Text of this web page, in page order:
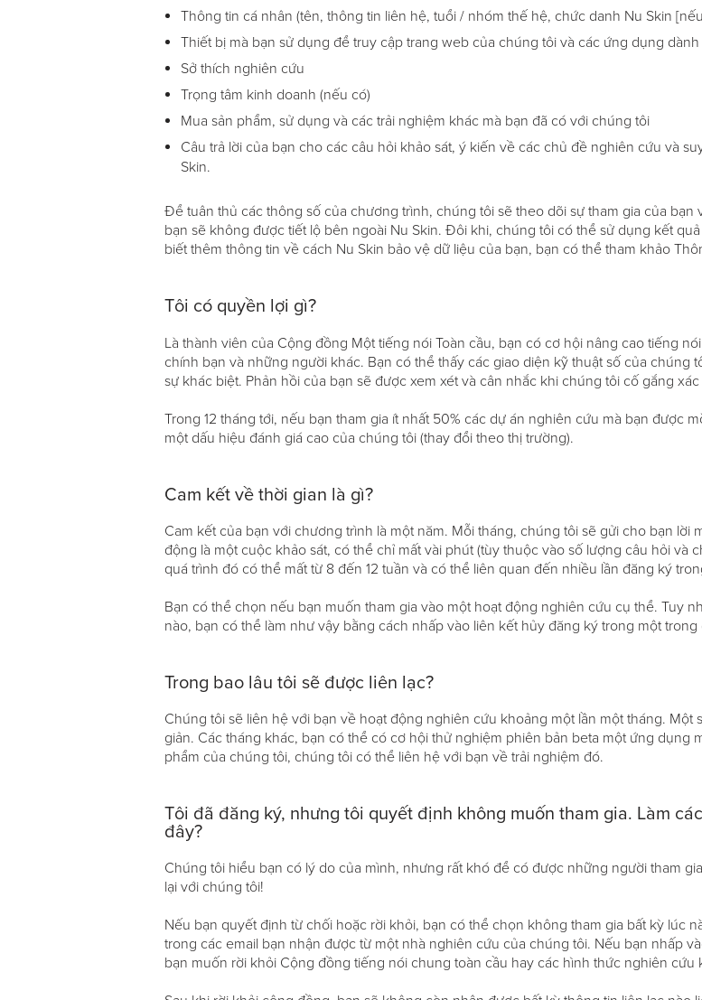
Thông tin cá nhân (tên, thông tin liên hệ, tuổi / nhóm thế hệ, chức danh Nu Skin
Thiết bị mà bạn sử dụng để truy cập trang web của chúng tôi và các ứng dụng
Sở thích nghiên cứu
Trọng tâm kinh doanh (nếu có)
Mua sản phẩm, sử dụng và các trải nghiệm khác mà bạn đã có với chúng tôi
Câu trả lời của bạn cho các câu hỏi khảo sát, ý kiến về các chủ đề nghiên cứu và
Skin.
Để tuân thủ các thông số của chương trình, chúng tôi sẽ theo dõi sự tham gia của
bạn sẽ không được tiết lộ bên ngoài Nu Skin. Đôi khi, chúng tôi có thể sử dụng kết
biết thêm thông tin về cách Nu Skin bảo vệ dữ liệu của bạn, bạn có thể tham khảo
Tôi có quyền lợi gì?
Là thành viên của Cộng đồng Một tiếng nói Toàn cầu, bạn có cơ hội nâng cao tiếng
chính bạn và những người khác. Bạn có thể thấy các giao diện kỹ thuật số của chúng
sự khác biệt. Phản hồi của bạn sẽ được xem xét và cân nhắc khi chúng tôi cố gắng
Trong 12 tháng tới, nếu bạn tham gia ít nhất 50% các dự án nghiên cứu mà bạn được
một dấu hiệu đánh giá cao của chúng tôi (thay đổi theo thị trường).
Cam kết về thời gian là gì?
Cam kết của bạn với chương trình là một năm. Mỗi tháng, chúng tôi sẽ gửi cho bạn
động là một cuộc khảo sát, có thể chỉ mất vài phút (tùy thuộc vào số lượng câu hỏi và
quá trình đó có thể mất từ 8 đến 12 tuần và có thể liên quan đến nhiều lần đăng ký
Bạn có thể chọn nếu bạn muốn tham gia vào một hoạt động nghiên cứu cụ thể. Tuy
nào, bạn có thể làm như vậy bằng cách nhấp vào liên kết hủy đăng ký trong một
Trong bao lâu tôi sẽ được liên lạc?
Chúng tôi sẽ liên hệ với bạn về hoạt động nghiên cứu khoảng một lần một tháng.
giản. Các tháng khác, bạn có thể có cơ hội thử nghiệm phiên bản beta một ứng dụng
phẩm của chúng tôi, chúng tôi có thể liên hệ với bạn về trải nghiệm đó.
Tôi đã đăng ký, nhưng tôi quyết định không muốn tham gia. Làm
đây?
Chúng tôi hiểu bạn có lý do của mình, nhưng rất khó để có được những người tham
lại với chúng tôi!
Nếu bạn quyết định từ chối hoặc rời khỏi, bạn có thể chọn không tham gia bất kỳ lúc
trong các email bạn nhận được từ một nhà nghiên cứu của chúng tôi. Nếu bạn nhấp
bạn muốn rời khỏi Cộng đồng tiếng nói chung toàn cầu hay các hình thức nghiên cứu